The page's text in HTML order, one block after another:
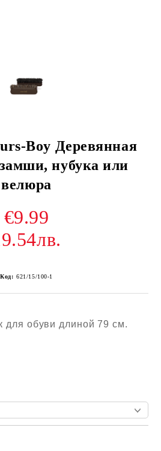
Boy Деревянная
нубука или
велюра
€9.99
Код: 621/15/100-1
для обуви длиной 79 см.